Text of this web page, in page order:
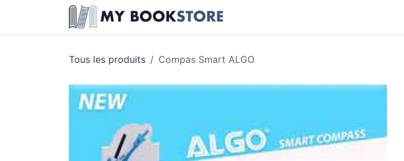
Se rendre au contenu
Tous les produits Compas Smart ALGO